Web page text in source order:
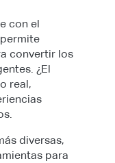
con el
convertir los
¿El
real,
diversas,
para